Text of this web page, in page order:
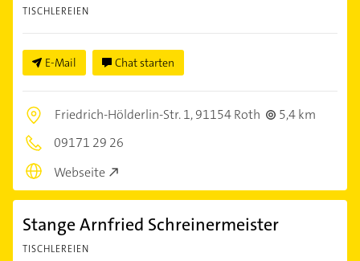
TISCHLEREIEN
E-Mail Chat starten
Friedrich-Hölderlin-Str. 1,91154 Roth
5,4 km
09171 29 26
Webseite
Stange Arnfried Schreinermeister
TISCHLEREIEN